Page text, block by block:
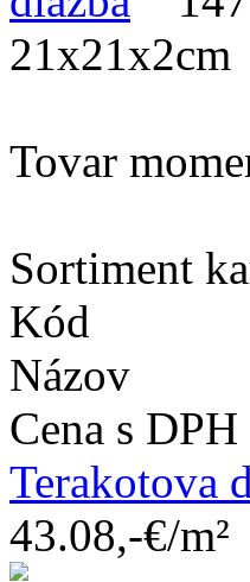
21x21x2cm
Tovar
Sortiment
Kód
Názov
Cena s DPH
Terakotova
43.08,-€/m²